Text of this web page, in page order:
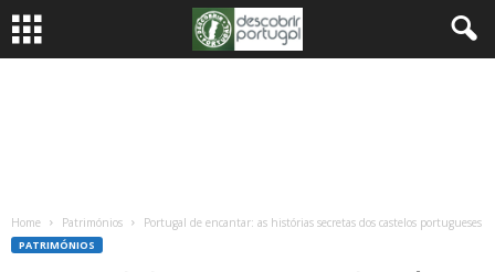
Home Patrimónios Portugal de encantar: as histórias secretas dos castelos portugueses
PATRIMÓNIOS